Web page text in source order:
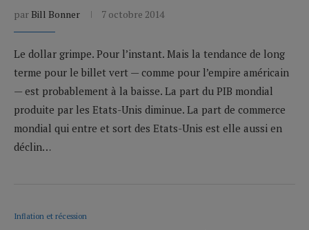
par Bill Bonner 7 octobre 2014
Le dollar grimpe. Pour l’instant. Mais la tendance de long
terme pour le billet vert — comme pour l’empire américain
— est probablement à la baisse. La part du PIB mondial
produite par les Etats-Unis diminue. La part de commerce
mondial qui entre et sort des Etats-Unis est elle aussi en
déclin…
Inflation et récession